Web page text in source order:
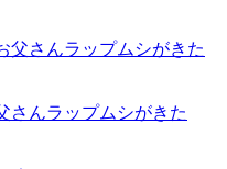
さんラップムシがきた